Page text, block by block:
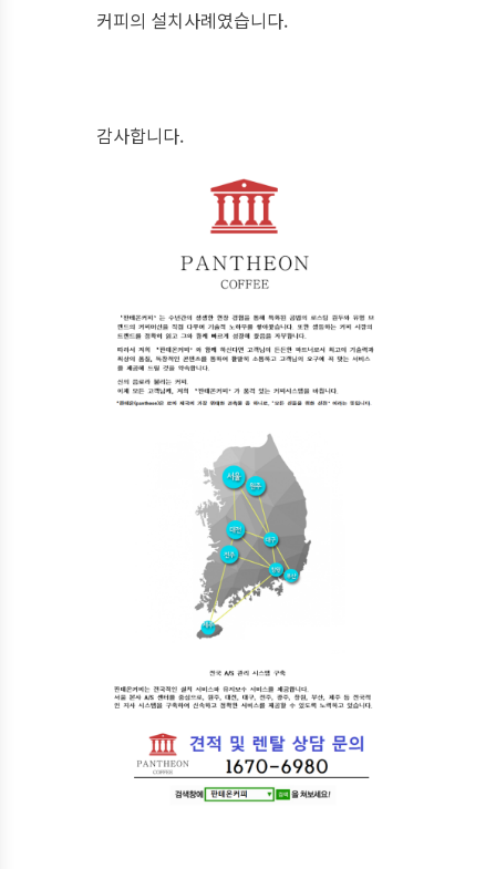
커피의 설치사례였습니다.
감사합니다.